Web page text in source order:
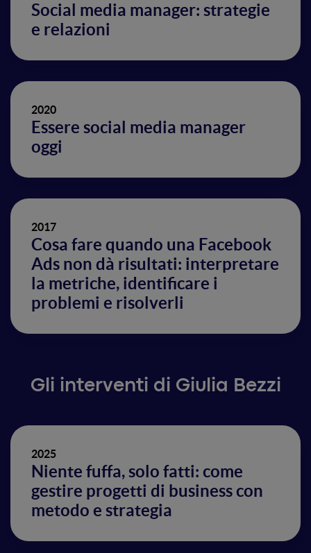
Social media manager: strategie
e relazioni
2020
Essere social media manager
oggi
2017
Cosa fare quando una Facebook
Ads non dà risultati: interpretare
la metriche, identificare i
problemi e risolverli
Gli interventi di Giulia Bezzi
2025
Niente fuffa, solo fatti: come
gestire progetti di business con
metodo e strategia